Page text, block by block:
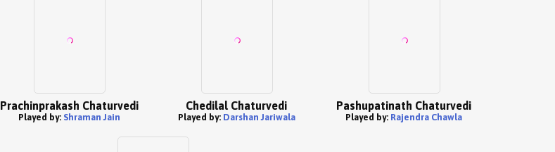
Prachinprakash Chaturvedi
Played by: Shraman Jain
Chedilal Chaturvedi
Played by: Darshan Jariwala
Pashupatinath Chaturvedi
Played by: Rajendra Chawla